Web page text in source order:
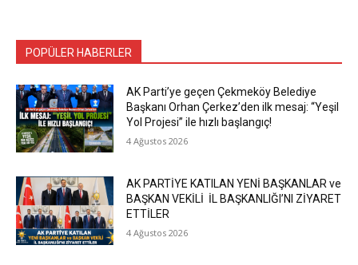
POPÜLER HABERLER
AK Parti’ye geçen Çekmeköy Belediye
Başkanı Orhan Çerkez’den ilk mesaj: “Yeşil
Yol Projesi” ile hızlı başlangıç!
4 Ağustos 2026
AK PARTİYE KATILAN YENİ BAŞKANLAR ve
BAŞKAN VEKİLİ İL BAŞKANLIĞI’NI ZİYARET
ETTİLER
4 Ağustos 2026